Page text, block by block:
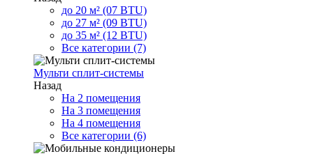
до 20 м² (07 BTU)
до 27 м² (09 BTU)
до 35 м² (12 BTU)
Все категории (7)
Мульти сплит-системы
Назад
На 2 помещения
На 3 помещения
На 4 помещения
Все категории (6)